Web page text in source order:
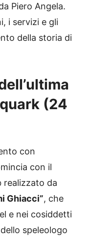
Piero Angela.
i servizi e gli
della storia di
(24
con
con il
realizzato da
Ghiacci”, che
e nei cosiddetti
speleologo